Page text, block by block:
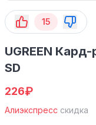
15
UGREEN
SD
226₽
Алиэкспресс скидка